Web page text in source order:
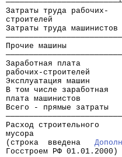
Затраты труда
строителей
Затраты труда
Прочие машины
Заработная плата
рабочих-строителей
Эксплуатация
В том числе
плата машинистов
Всего - прямые
Расход
мусора
(строка  введена
Госстроем РФ 01.01.2000)